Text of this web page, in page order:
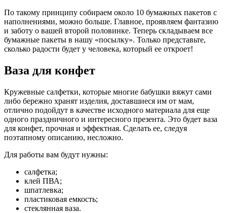
По такому принципу собираем около 10 бумажных пакетов с
наполнениями, можно больше. Главное, проявляем фантазию
и заботу о вашей второй половинке. Теперь складываем все
бумажные пакеты в нашу «посылку». Только представьте,
сколько радости будет у человека, который ее откроет!
Ваза для конфет
Кружевные салфетки, которые многие бабушки вяжут сами
либо бережно хранят изделия, доставшиеся им от мам,
отлично подойдут в качестве исходного материала для еще
одного праздничного и интересного презента. Это будет ваза
для конфет, прочная и эффектная. Сделать ее, следуя
поэтапному описанию, несложно.
Для работы вам будут нужны:
салфетка;
клей ПВА;
шпатлевка;
пластиковая емкость;
стеклянная ваза.